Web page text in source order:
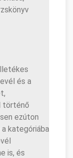
és a
történő
ezúton
kategóriába
is, és